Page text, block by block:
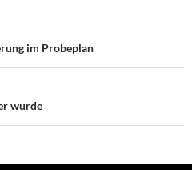
im Probeplan
wurde